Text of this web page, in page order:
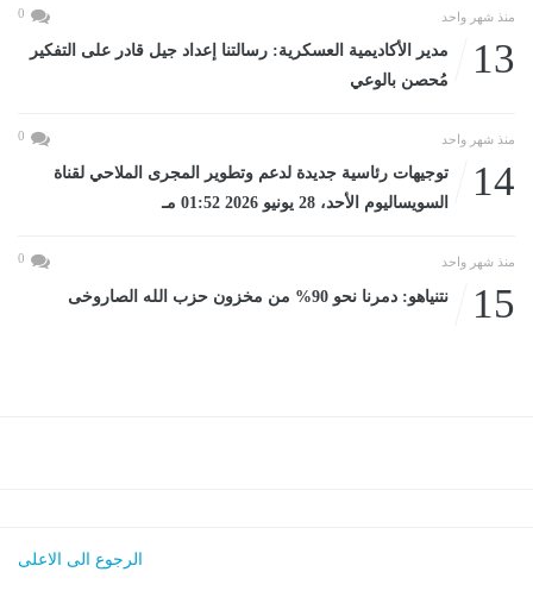
منذ شهر واحد 0
13
مدير الأكاديمية العسكرية: رسالتنا إعداد جيل قادر على التفكير
مُحصن بالوعي
منذ شهر واحد 0
14
توجيهات رئاسية جديدة لدعم وتطوير المجرى الملاحي لقناة
السويساليوم الأحد، 28 يونيو 2026 01:52 مـ
منذ شهر واحد 0
15 نتنياهو: دمرنا نحو 90% من مخزون حزب الله الصاروخى
الرجوع الى الاعلى